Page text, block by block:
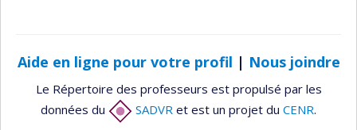
Aide en ligne pour votre profil | Nous joindre
Le Répertoire des professeurs est propulsé par les
données du
SADVR et est un projet du CENR.